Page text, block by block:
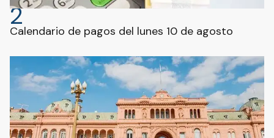
2
Calendario de pagos del lunes 10 de agosto